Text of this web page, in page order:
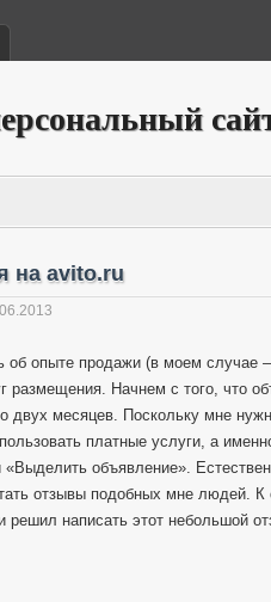
на avito.ru
об опыте продажи (в моем случае
размещения. Начнем с того, что
двух месяцев. Поскольку мне
платные услуги, а
объявление».
отзывы подобных мне людей. К
решил написать этот небольшой